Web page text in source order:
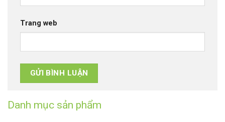
Danh mục sản phẩm
Trang web